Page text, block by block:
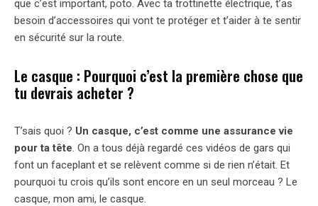
que c’est important, poto. Avec ta trottinette électrique, t’as
besoin d’accessoires qui vont te protéger et t’aider à te sentir
en sécurité sur la route.
Le casque : Pourquoi c’est la première chose que
tu devrais acheter ?
T’sais quoi ? Un casque, c’est comme une assurance vie
pour ta tête . On a tous déjà regardé ces vidéos de gars qui
font un faceplant et se relèvent comme si de rien n’était. Et
pourquoi tu crois qu’ils sont encore en un seul morceau ? Le
casque, mon ami, le casque.